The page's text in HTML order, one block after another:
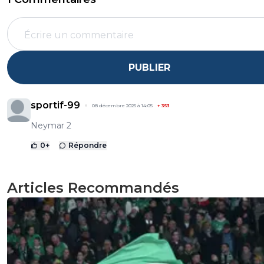
PUBLIER
sportif-99 08 décembre 2025 à 14:05 + 353
Neymar 2
0+ Répondre
Articles Recommandés